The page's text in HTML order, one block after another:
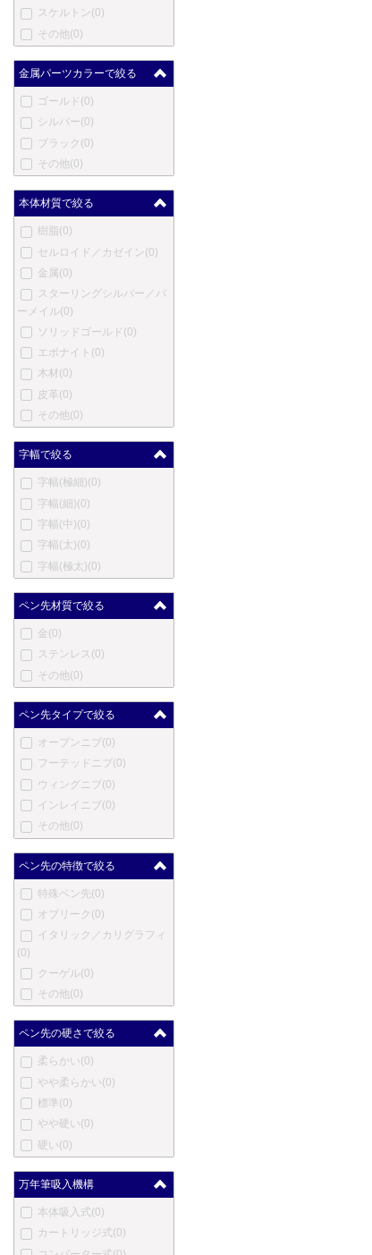
ショーメ (0)
クリスチャン・ディオール
クレオ スクリベント
笑暮屋(0)
エリーゼ(0)
エクスキャリバー(0)
フェンド
フェルム
(0)
フィッシャー
ゲーハ
(0)
リ(0)
ジバンシー
グッチ (0)
ホールマーク
ハリー・ウィンストン(0)
エルメス(0)
英雄(0)
ハーシー(0)
伊東屋(0)
ジャン・ピエール・レピー
ヨルグ・イゼック
カンガルー
カヴェコ
(0)
コウコウボウ
クローネ(0)
ラレックス(0)
ラピタ(0)
マービートッド(0)
マスター(0)
メントモア(0)
メルリン (0)
メタフィス (0)
マイケルズファットボーイ
(0)
三菱鉛筆(0)
三越 (0)
ムーア(0)
モリソン (0)
ネットウーノ
ニューマン(0)
オート(0)
オスミア(0)
パラフェルナリア
ぺんてる(0)
ピエール・カルダン
プラトン (0)
レシーフ
(0)
スケルトン (0)
その他(0)
金属パーツカラーで絞る
ゴールド (0)
シルバー(0)
ブラック (0)
その他(0)
本体材質で絞る
樹脂(0)
セルロイド／カゼイン (0)
金属(0)
スターリングシルバー／バ
ーメイル(0)
ソリッドゴールド (0)
エボナイト (0)
木材 (0)
皮革(0)
その他(0)
字幅で絞る
字幅(極細)(0)
字幅(細)(0)
字幅(中)(0)
字幅(太)(0)
字幅(極太)(0)
ペン先材質で絞る
金(0)
ステンレス (0)
その他(0)
ペン先タイプで絞る
オープンニブ(0)
フーテッドニブ(0)
ウィングニブ(0)
インレイニブ(0)
その他(0)
ペン先の特徴で絞る
特殊ペン先 (0)
オブリーク (0)
イタリック／カリグラフィ
(0)
クーゲル(0)
その他(0)
ペン先の硬さで絞る
柔らかい(0)
やや柔らかい(0)
標準 (0)
やや硬い(0)
硬い(0)
万年筆吸入機構
本体吸入式 (0)
カートリッジ式 (0)